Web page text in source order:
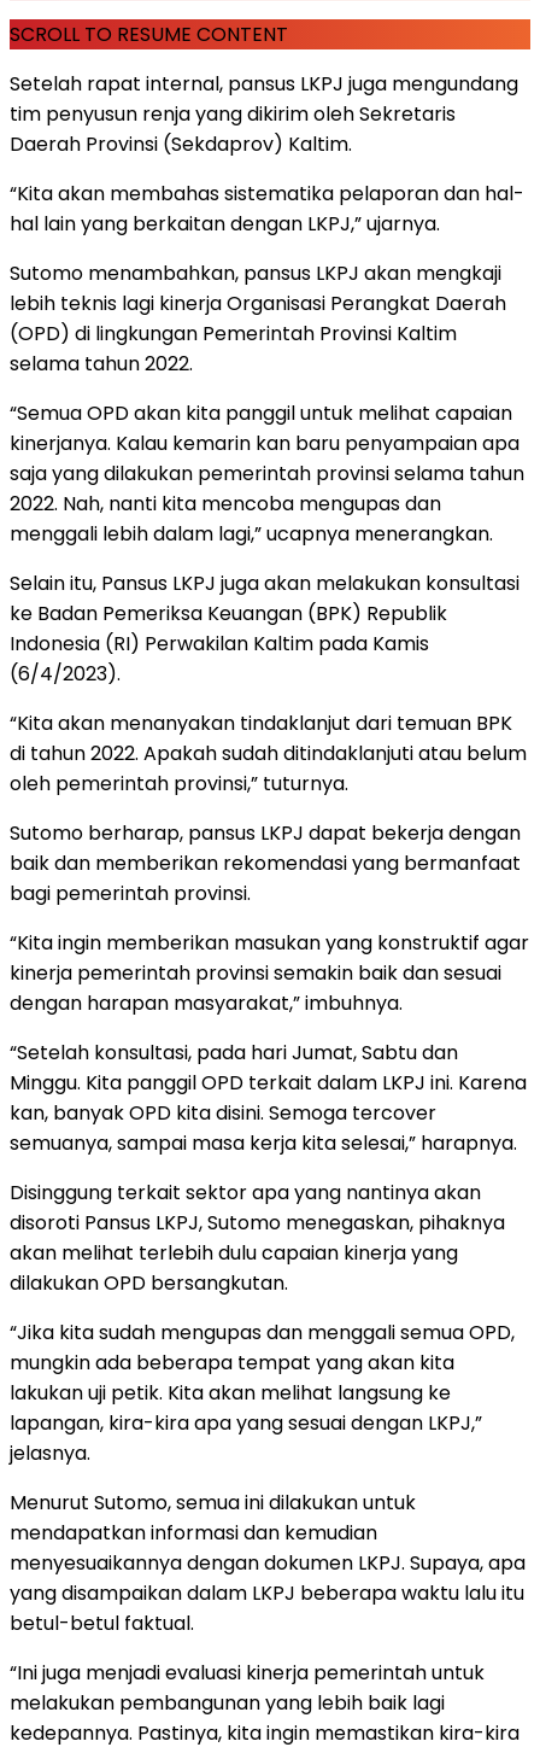
SCROLL TO RESUME CONTENT
Setelah rapat internal, pansus LKPJ juga mengundang
tim penyusun renja yang dikirim oleh Sekretaris
Daerah Provinsi (Sekdaprov) Kaltim.
“Kita akan membahas sistematika pelaporan dan hal-
hal lain yang berkaitan dengan LKPJ,” ujarnya.
Sutomo menambahkan, pansus LKPJ akan mengkaji
lebih teknis lagi kinerja Organisasi Perangkat Daerah
(OPD) di lingkungan Pemerintah Provinsi Kaltim
selama tahun 2022.
“Semua OPD akan kita panggil untuk melihat capaian
kinerjanya. Kalau kemarin kan baru penyampaian apa
saja yang dilakukan pemerintah provinsi selama tahun
2022. Nah, nanti kita mencoba mengupas dan
menggali lebih dalam lagi,” ucapnya menerangkan.
Selain itu, Pansus LKPJ juga akan melakukan konsultasi
ke Badan Pemeriksa Keuangan (BPK) Republik
Indonesia (RI) Perwakilan Kaltim pada Kamis
(6/4/2023).
“Kita akan menanyakan tindaklanjut dari temuan BPK
di tahun 2022. Apakah sudah ditindaklanjuti atau belum
oleh pemerintah provinsi,” tuturnya.
Sutomo berharap, pansus LKPJ dapat bekerja dengan
baik dan memberikan rekomendasi yang bermanfaat
bagi pemerintah provinsi.
“Kita ingin memberikan masukan yang konstruktif agar
kinerja pemerintah provinsi semakin baik dan sesuai
dengan harapan masyarakat,” imbuhnya.
“Setelah konsultasi, pada hari Jumat, Sabtu dan
Minggu. Kita panggil OPD terkait dalam LKPJ ini. Karena
kan, banyak OPD kita disini. Semoga tercover
semuanya, sampai masa kerja kita selesai,” harapnya.
Disinggung terkait sektor apa yang nantinya akan
disoroti Pansus LKPJ, Sutomo menegaskan, pihaknya
akan melihat terlebih dulu capaian kinerja yang
dilakukan OPD bersangkutan.
“Jika kita sudah mengupas dan menggali semua OPD,
mungkin ada beberapa tempat yang akan kita
lakukan uji petik. Kita akan melihat langsung ke
lapangan, kira-kira apa yang sesuai dengan LKPJ,”
jelasnya.
Menurut Sutomo, semua ini dilakukan untuk
mendapatkan informasi dan kemudian
menyesuaikannya dengan dokumen LKPJ. Supaya, apa
yang disampaikan dalam LKPJ beberapa waktu lalu itu
betul-betul faktual.
“Ini juga menjadi evaluasi kinerja pemerintah untuk
melakukan pembangunan yang lebih baik lagi
kedepannya. Pastinya, kita ingin memastikan kira-kira